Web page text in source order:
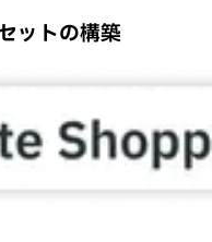
ットの構築